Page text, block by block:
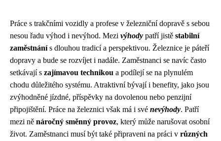
Práce s trakčními vozidly a profese v železniční dopravě s sebou
nesou řadu výhod i nevýhod. Mezi výhody patří jistě stabilní
zaměstnánís dlouhou tradicí a perspektivou. Železnice je páteří
dopravy a bude se rozvíjet i nadále. Zaměstnanci se navíc často
setkávají s zajímavou technikou a podílejí se na plynulém
chodu důležitého systému. Atraktivní bývají i benefity, jako jsou
zvýhodněné jízdné, příspěvky na dovolenou nebo penzijní
připojištění. Práce na železnici však má i své nevýhody. Patří
mezi ně náročný směnný provoz, který může narušovat osobní
život. Zaměstnanci musí být také připraveni na práci v různých